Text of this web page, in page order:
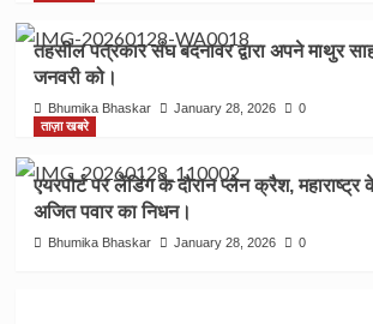
तहसील पत्रकार संघ बदनावर द्वारा अपने माथुर
जनवरी को।
Bhumika Bhaskar January 28, 2026
0
ताज़ा खबरे
एयरपोर्ट पर लेंडिंग के दौरान प्लेन क्रैश,
अजित पवार का निधन।
Bhumika Bhaskar January 28, 2026 0